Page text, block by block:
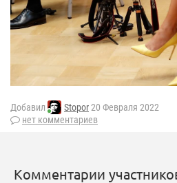
Добавил Stopor20 Февраля 2022
нет комментариев
Комментарии